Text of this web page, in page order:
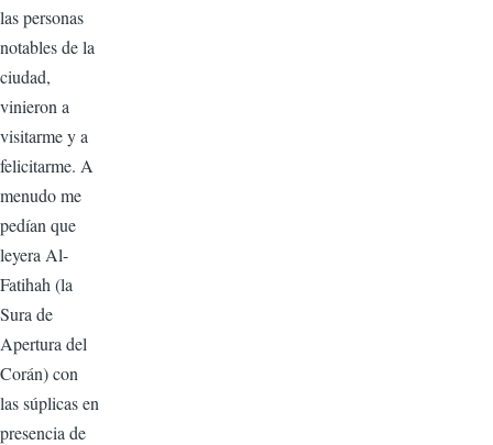
las personas
notables de la
ciudad,
vinieron a
visitarme y a
felicitarme. A
menudo me
pedían que
leyera Al-
Fatihah (la
Sura de
Apertura del
Corán) con
las súplicas en
presencia de